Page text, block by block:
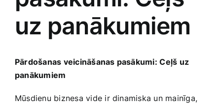
Jaunākie pārdevēji
Grāmatas
Gudrā māja
Mājai un remontam
uz panākumiem
Pārdošanas veicināšanas pasākumi: ⁣Ceļš uz
panākumiem
Mūsdienu biznesa vide ir dinamiska un mainīga,